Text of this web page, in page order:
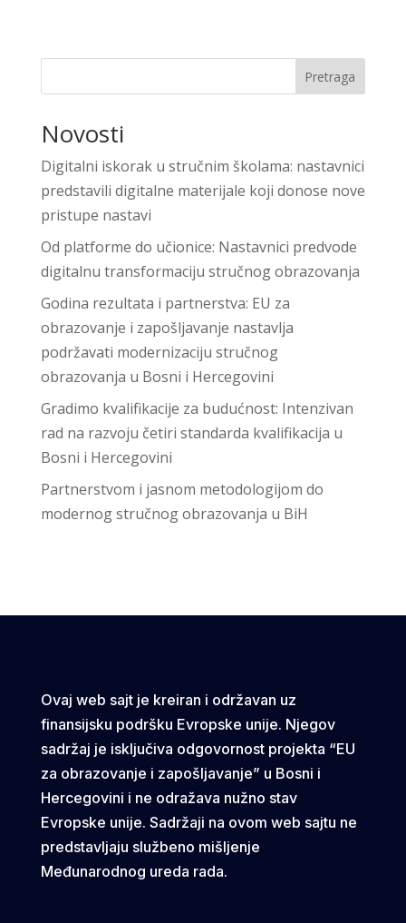
Pretraga
Novosti
Digitalni iskorak u stručnim školama: nastavnici
predstavili digitalne materijale koji donose nove
pristupe nastavi
Od platforme do učionice: Nastavnici predvode
digitalnu transformaciju stručnog obrazovanja
Godina rezultata i partnerstva: EU za
obrazovanje i zapošljavanje nastavlja
podržavati modernizaciju stručnog
obrazovanja u Bosni i Hercegovini
Gradimo kvalifikacije za budućnost: Intenzivan
rad na razvoju četiri standarda kvalifikacija u
Bosni i Hercegovini
Partnerstvom i jasnom metodologijom do
modernog stručnog obrazovanja u BiH
Ovaj web sajt je kreiran i održavan uz
finansijsku podršku Evropske unije. Njegov
sadržaj je isključiva odgovornost projekta “EU
za obrazovanje i zapošljavanje” u Bosni i
Hercegovini i ne odražava nužno stav
Evropske unije. Sadržaji na ovom web sajtu ne
predstavljaju službeno mišljenje
Međunarodnog ureda rada.